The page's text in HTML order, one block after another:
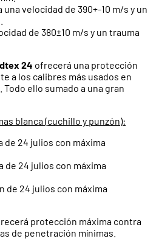
una velocidad de 390+-10 m/s y un
de 380±10 m/s y un trauma
24 ofrecerá una protección
a los calibres más usados en
ello sumado a una gran
blanca (cuchillo y punzón):
de 24 julios con máxima
de 24 julios con máxima
de 24 julios con máxima
protección máxima contra
de penetración mínimas.